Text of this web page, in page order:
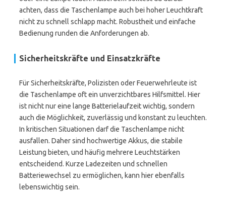
achten, dass die Taschenlampe auch bei hoher Leuchtkraft
nicht zu schnell schlapp macht. Robustheit und einfache
Bedienung runden die Anforderungen ab.
Sicherheitskräfte und Einsatzkräfte
Für Sicherheitskräfte, Polizisten oder Feuerwehrleute ist
die Taschenlampe oft ein unverzichtbares Hilfsmittel. Hier
ist nicht nur eine lange Batterielaufzeit wichtig, sondern
auch die Möglichkeit, zuverlässig und konstant zu leuchten.
In kritischen Situationen darf die Taschenlampe nicht
ausfallen. Daher sind hochwertige Akkus, die stabile
Leistung bieten, und häufig mehrere Leuchtstärken
entscheidend. Kurze Ladezeiten und schnellen
Batteriewechsel zu ermöglichen, kann hier ebenfalls
lebenswichtig sein.